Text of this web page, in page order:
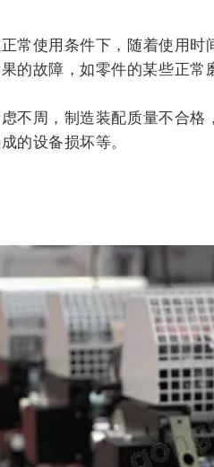
常使用条件下，随着使用
的故障，如零件的某些正常
不周，制造装配质量不合
的设备损坏等。